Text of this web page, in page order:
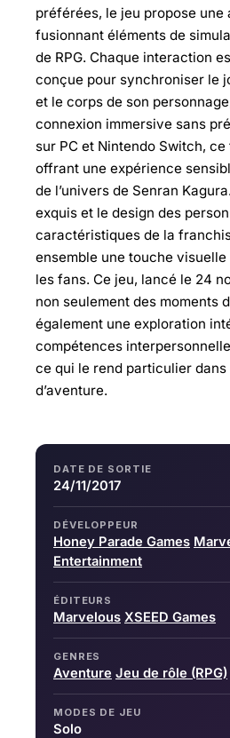
préférées, le jeu propose une
fusionnant éléments de
de RPG. Chaque interaction
conçue pour synchroniser le
et le corps de son
connexion immersive sans
sur PC et Nintendo Switch,
offrant une expérience
de l’univers de Senran
exquis et le design des
caractéristiques de la
ensemble une touche
les fans. Ce jeu, lancé le 24
non seulement des moments
également une exploration
compétences
ce qui le rend particulier
d’aventure.
DATE DE SORTIE
24/11/2017
DÉVELOPPEUR
Honey Parade Games
Entertainment
ÉDITEURS
Marvelous XSEED Games
GENRES
Aventure Jeu de rôle (RPG)
MODES DE JEU
Solo